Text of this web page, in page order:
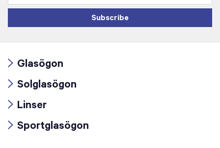
Subscribe
icon
Glasögon
icon
Solglasögon
icon
Linser
Sportglasögon